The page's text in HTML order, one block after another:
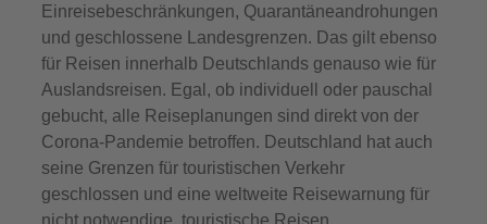
Einreisebeschränkungen, Quarantäneandrohungen
und geschlossene Landesgrenzen. Das gilt ebenso
für Reisen innerhalb Deutschlands genauso wie für
Auslandsreisen. Egal, ob individuell oder pauschal
gebucht, alle Reiseplanungen sind direkt von der
Corona-Pandemie betroffen. Deutschland hat auch
seine Grenzen für touristischen Verkehr
geschlossen und eine weltweite Reisewarnung für
nicht notwendige, touristische Reisen